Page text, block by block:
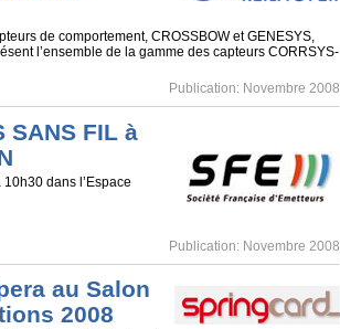
de comportement, CROSSBOW et GENESYS,
l’ensemble de la gamme des capteurs CORRSYS-
Publication: Novembre 2008
SANS FIL à
dans l’Espace
Publication: Novembre 2008
au Salon
2008